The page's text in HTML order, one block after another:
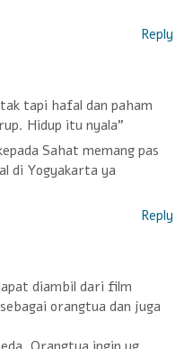
Reply
tapi hafal dan paham
Hidup itu nyala”
Sahat memang pas
di Yogyakarta ya
Reply
diambil dari film
orangtua dan juga